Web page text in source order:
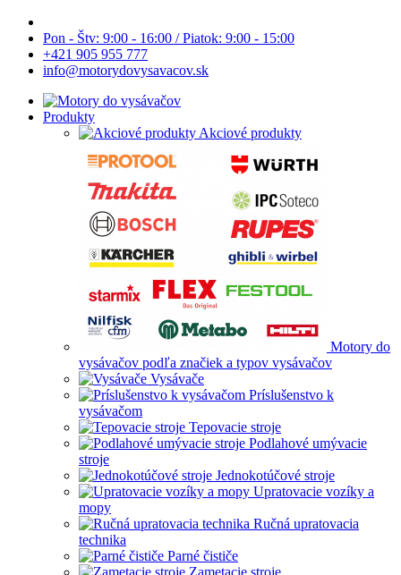
Pon - Štv: 9:00 - 16:00 / Piatok: 9:00 - 15:00
+421 905 955 777
info@motorydovysavacov.sk
Produkty
Akciové produkty
Motory do
vysávačov podľa značiek a typov vysávačov
Vysávače
Príslušenstvo k
vysávačom
Tepovacie stroje
Podlahové umývacie
stroje
Jednokotúčové stroje
Upratovacie vozíky a
mopy
Ručná upratovacia
technika
Parné čističe
Zametacie stroje